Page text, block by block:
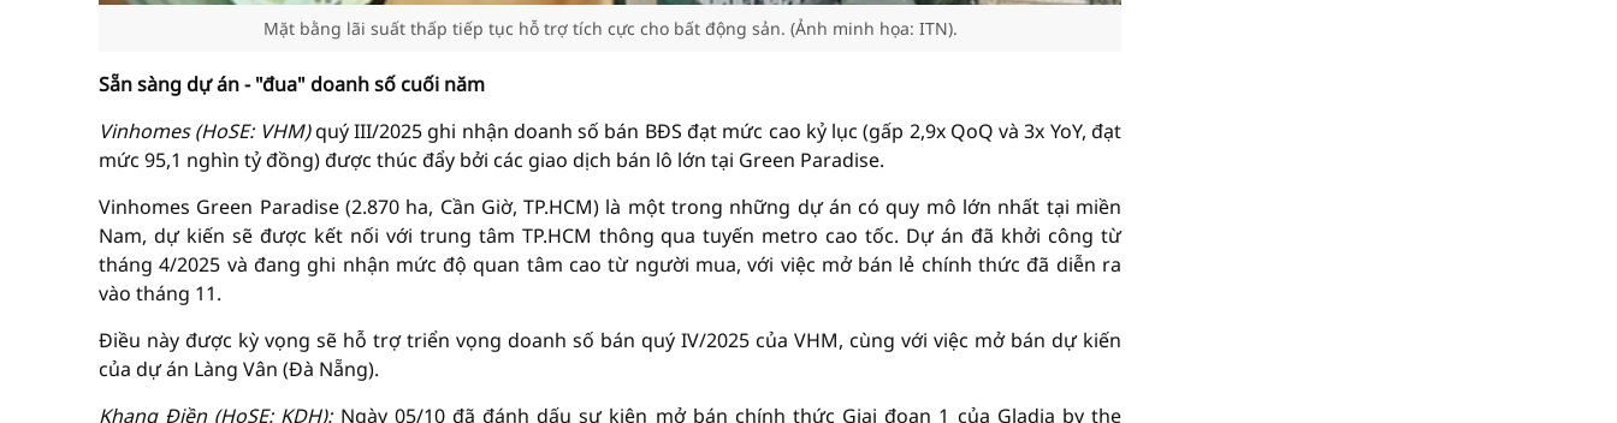
Mặt bằng lãi suất thấp tiếp tục hỗ trợ tích cực cho bất động sản. (Ảnh minh họa: ITN).
Sẵn sàng dự án - "đua" doanh số cuối năm
Vinhomes (HoSE: VHM)quý III/2025 ghi nhận doanh số bán BĐS đạt mức cao kỷ lục (gấp 2,9x QoQ và 3x YoY, đạt
mức 95,1 nghìn tỷ đồng) được thúc đẩy bởi các giao dịch bán lô lớn tại Green Paradise.
Vinhomes Green Paradise (2.870 ha, Cần Giờ, TP.HCM) là một trong những dự án có quy mô lớn nhất tại miền
Nam, dự kiến sẽ được kết nối với trung tâm TP.HCM thông qua tuyến metro cao tốc. Dự án đã khởi công từ
tháng 4/2025 và đang ghi nhận mức độ quan tâm cao từ người mua, với việc mở bán lẻ chính thức đã diễn ra
vào tháng 11.
Điều này được kỳ vọng sẽ hỗ trợ triển vọng doanh số bán quý IV/2025 của VHM, cùng với việc mở bán dự kiến
của dự án Làng Vân (Đà Nẵng).
Khang Điền (HoSE: KDH): Ngày 05/10 đã đánh dấu sự kiện mở bán chính thức Giai đoạn 1 của Gladia by the